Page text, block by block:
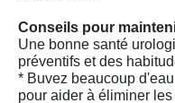
Conseils pour
Une bonne santé
préventifs et des
* Buvez beaucoup
pour aider à éliminer